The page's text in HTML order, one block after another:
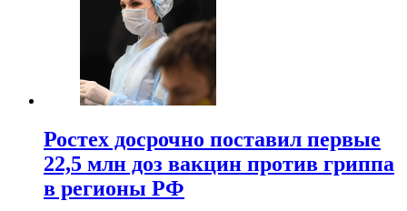
Ростех досрочно поставил первые
22,5 млн доз вакцин против гриппа
в регионы РФ